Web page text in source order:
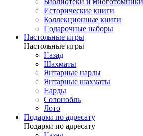
Библиотеки и многотомники
Исторические книги
Коллекционные книги
Подарочные наборы
Настольные игры
Настольные игры
Назад
Шахматы
Янтарные нарды
Янтарные шахматы
Нарды
Солонобль
Лото
Подарки по адресату
Подарки по адресату